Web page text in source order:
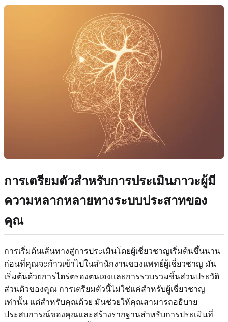
การเตรียมตัวสำหรับการประเมินภาวะผู้มี
ความหลากหลายทางระบบประสาทของ
คุณ
การเริ่มต้นเส้นทางสู่การประเมินโดยผู้เชี่ยวชาญเริ่มต้นขึ้นนาน
ก่อนที่คุณจะก้าวเข้าไปในสำนักงานของแพทย์ผู้เชี่ยวชาญ มัน
เริ่มต้นด้วยการไตร่ตรองตนเองและการรวบรวมชิ้นส่วนประวัติ
ส่วนตัวของคุณ การเตรียมตัวนี้ไม่ใช่แค่สำหรับผู้เชี่ยวชาญ
เท่านั้น แต่สำหรับคุณด้วย มันช่วยให้คุณสามารถอธิบาย
ประสบการณ์ของคุณและสร้างรากฐานสำหรับการประเมินที่